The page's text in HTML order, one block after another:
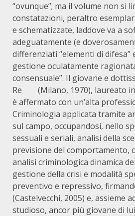
“ovunque”; ma il volume non si
constatazioni, peraltro
e schematizzate, laddove va a
adeguatamente (e
differenziati “elementi di difesa”
gestione oculatamente
consensuale”. Il giovane e
Re (Milano, 1970), laureato in
è affermato con un’alta
Criminologia applicata tramite
sul campo, occupandosi, nello
sessuali e seriali, analisi della
previsione del comportamento,
analisi criminologica dinamica
gestione della crisi e modalità
preventivo e repressivo,
(Castelvecchi, 2005) e, assieme
studioso, ancor più giovane di